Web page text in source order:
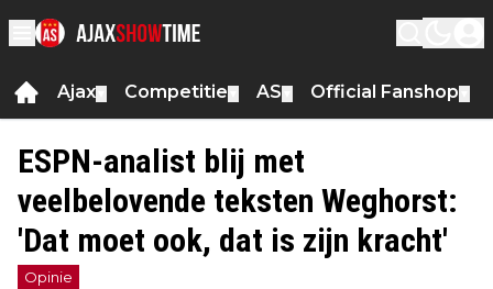
Ajax Competitie AS Official Fanshop
ESPN-analist blij met
veelbelovende teksten Weghorst:
'Dat moet ook, dat is zijn kracht'
Opinie